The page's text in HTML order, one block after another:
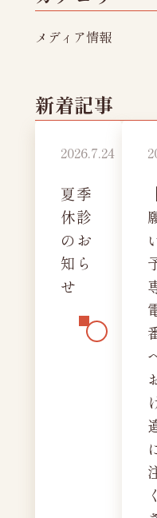
メディア情報
新着記事
2026.7.24
夏季
休診
のお
知ら
せ